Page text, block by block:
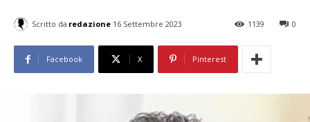
Scritto da redazione 16 Settembre 2023 0
1139
Facebook X Pinterest